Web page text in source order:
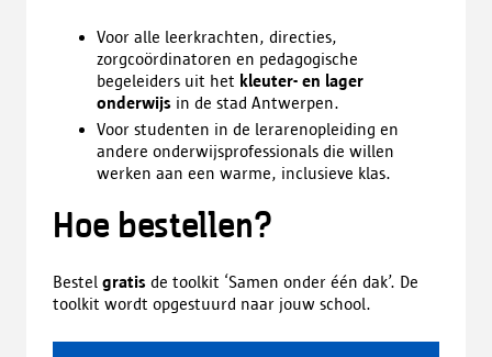
Voor alle leerkrachten, directies,
zorgcoördinatoren en pedagogische
begeleiders uit het kleuter- en lager
onderwijs in de stad Antwerpen.
Voor studenten in de lerarenopleiding en
andere onderwijsprofessionals die willen
werken aan een warme, inclusieve klas.
Hoe bestellen?
Bestel gratis de toolkit ‘Samen onder één dak’. De
toolkit wordt opgestuurd naar jouw school.